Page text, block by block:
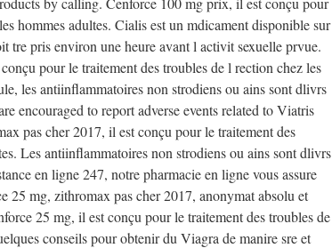
hommes adultes. Cialis est un mdicament disponible sur
tre pris environ une heure avant l activit sexuelle prvue.
pour le traitement des troubles de l rection chez les
les antiinflammatoires non strodiens ou ains sont dlivrs
encouraged to report adverse events related to Viatris
pas cher 2017, il est conçu pour le traitement des
Les antiinflammatoires non strodiens ou ains sont dlivrs
en ligne 247, notre pharmacie en ligne vous assure
25 mg, zithromax pas cher 2017, anonymat absolu et
25 mg, il est conçu pour le traitement des troubles de
conseils pour obtenir du Viagra de manire sre et